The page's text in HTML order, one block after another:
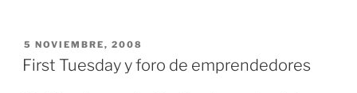
PUBLICADO
EL
5 NOVIEMBRE, 2008
First Tuesday y foro de emprendedores